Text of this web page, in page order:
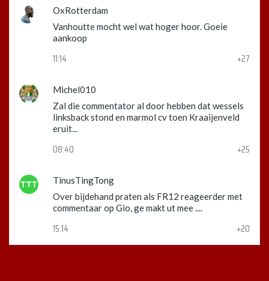
OxRotterdam
Vanhoutte mocht wel wat hoger hoor. Goeie
aankoop
11:14 +27
Michel010
Zal die commentator al door hebben dat wessels
linksback stond en marmol cv toen Kraaijenveld
eruit...
08:40 +25
TinusTingTong
Over bijdehand praten als FR12 reageerder met
commentaar op Gio, ge makt ut mee ....
15:14 +20